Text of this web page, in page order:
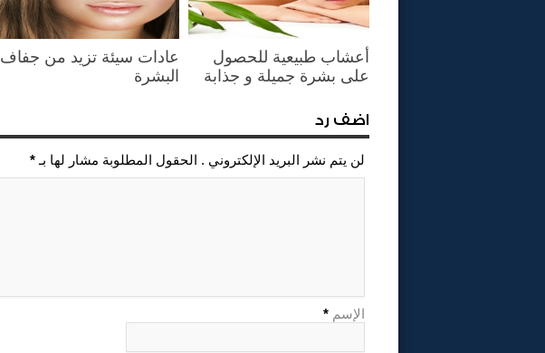
أعشاب طبيعية للحصول
على بشرة جميلة و جذابة
عادات سيئة تزيد من جفاف
البشرة
اضف رد
لن يتم نشر البريد الإلكتروني . الحقول المطلوبة مشار لها بـ*
الإسم *